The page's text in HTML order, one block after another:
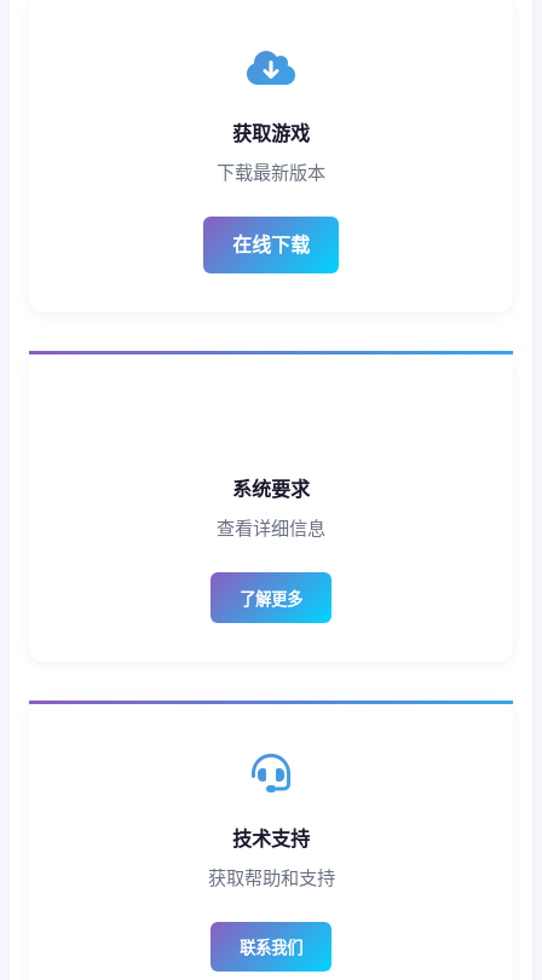
获取游戏
下载最新版本
在线下载
系统要求
查看详细信息
了解更多
技术支持
获取帮助和支持
联系我们